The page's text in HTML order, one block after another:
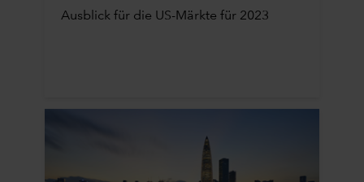
Ausblick für die US-Märkte für 2023